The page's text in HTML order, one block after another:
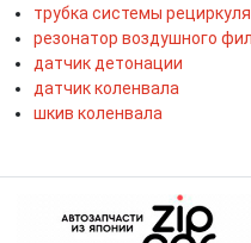
трубка системы
резонатор воздушного
датчик детонации
датчик коленвала
шкив коленвала